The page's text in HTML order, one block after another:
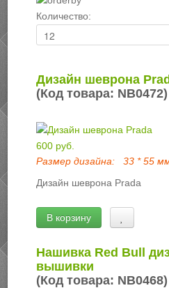
Количество:
Дизайн шеврона
(Код товара: NB0472)
600 руб.
Размер дизайна:
33 * 55
Дизайн шеврона Prada
В корзину
Нашивка Red Bull
вышивки
(Код товара: NB0468)